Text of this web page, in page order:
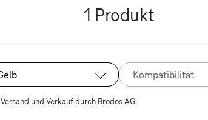
1 Produkt
Kompatibilität
Versand und Verkauf durch Brodos AG